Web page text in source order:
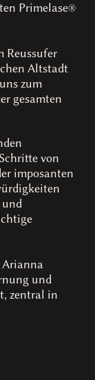
Primelase®
Reussufer
Altstadt
zum
gesamten
von
imposanten
und
Arianna
und
zentral in